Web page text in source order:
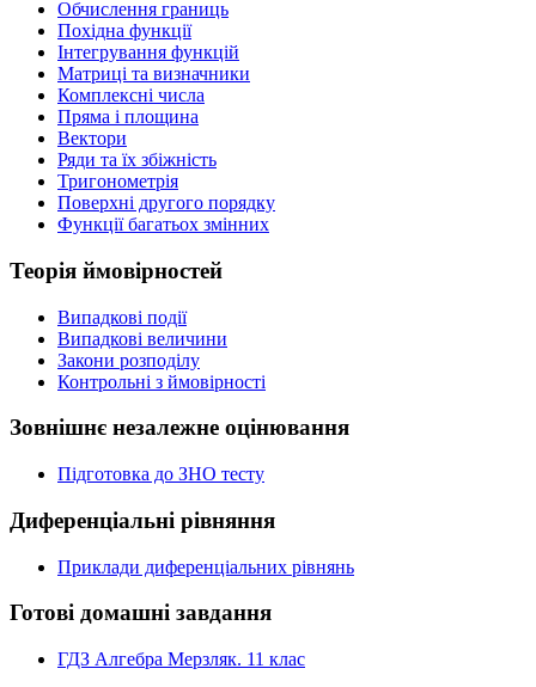
Обчислення границь
Похідна функції
Інтегрування функцій
Матриці та визначники
Комплексні числа
Пряма і площина
Вектори
Ряди та їх збіжність
Тригонометрія
Поверхні другого порядку
Функції багатьох змінних
Теорія ймовірностей
Випадкові події
Випадкові величини
Закони розподілу
Контрольні з ймовірності
Зовнішнє незалежне оцінювання
Підготовка до ЗНО тесту
Диференціальні рівняння
Приклади диференціальних рівнянь
Готові домашні завдання
ГДЗ Алгебра Мерзляк. 11 клас